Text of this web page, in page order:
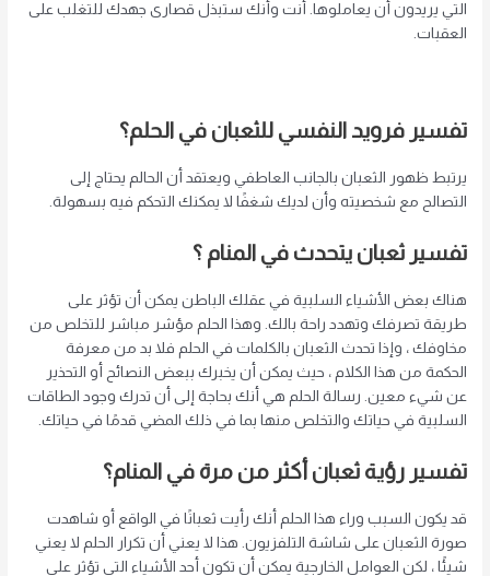
التي يريدون أن يعاملوها. أنت وأنك ستبذل قصارى جهدك للتغلب على
العقبات.
تفسير فرويد النفسي للثعبان في الحلم؟
يرتبط ظهور الثعبان بالجانب العاطفي ويعتقد أن الحالم يحتاج إلى
التصالح مع شخصيته وأن لديك شغفًا لا يمكنك التحكم فيه بسهولة.
تفسير ثعبان يتحدث في المنام ؟
هناك بعض الأشياء السلبية في عقلك الباطن يمكن أن تؤثر على
طريقة تصرفك وتهدد راحة بالك. وهذا الحلم مؤشر مباشر للتخلص من
مخاوفك ، وإذا تحدث الثعبان بالكلمات في الحلم فلا بد من معرفة
الحكمة من هذا الكلام ، حيث يمكن أن يخبرك ببعض النصائح أو التحذير
عن شيء معين. رسالة الحلم هي أنك بحاجة إلى أن تدرك وجود الطاقات
السلبية في حياتك والتخلص منها بما في ذلك المضي قدمًا في حياتك.
تفسير رؤية ثعبان أكثر من مرة في المنام؟
قد يكون السبب وراء هذا الحلم أنك رأيت ثعبانًا في الواقع أو شاهدت
صورة الثعبان على شاشة التلفزيون. هذا لا يعني أن تكرار الحلم لا يعني
شيئًا ، لكن العوامل الخارجية يمكن أن تكون أحد الأشياء التي تؤثر على